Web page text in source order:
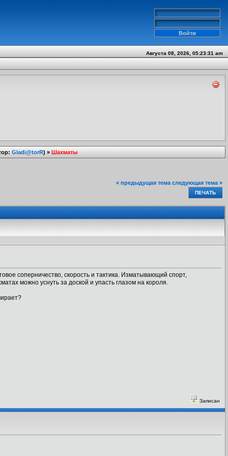
Августа 08, 2026, 05:23:31 am
Gladi@torR) »Шахматы
« предыдущая тема следующая тема »
ПЕЧАТЬ
соперничество, скорость и тактика. Изматывающий спорт,
можно уснуть за доской и упасть глазом на короля.
Записан